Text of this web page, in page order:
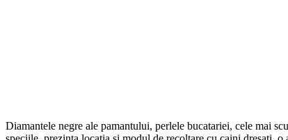
Diamantele negre ale pamantului, perlele bucatariei, cele mai